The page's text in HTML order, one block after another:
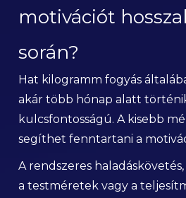
motivációt
során?
Hat kilogramm fogyás
akár több hónap alatt
kulcsfontosságú. A kisebb
segíthet fenntartani a
A rendszeres
a testméretek vagy a